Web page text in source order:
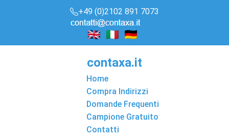
+49 (0)2102 891 7073
contaxa.it
Home
Compra Indirizzi
Domande Frequenti
Campione Gratuito
Contatti